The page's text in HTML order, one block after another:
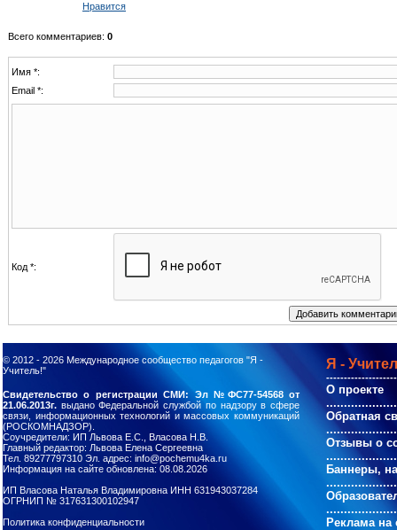
Нравится
Всего комментариев: 0
Имя *:
Email *:
Код *:
© 2012 - 2026 Международное сообщество педагогов "Я -
Учитель!"
Я -
О проекте
Обратная
Отзывы о
Баннеры,
Реклама на
Свидетельство о регистрации СМИ: Эл №ФС77-54568 от
21.06.2013г. выдано Федеральной службой по надзору в сфере
связи, информационных технологий и массовых коммуникаций
(РОСКОМНАДЗОР).
Соучредители: ИП Львова Е.С., Власова Н.В.
Главный редактор: Львова Елена Сергеевна
Тел. 89277797310 Эл. адрес: info@pochemu4ka.ru
Информация на сайте обновлена: 08.08.2026
ИП Власова Наталья Владимировна ИНН 631943037284
ОГРНИП № 317631300102947
Политика конфиденциальности